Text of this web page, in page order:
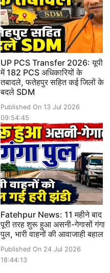
UP PCS Transfer 2026: यूपी
में 182 PCS अधिकारियों के
तबादले, फतेहपुर सहित कई जिलों के
बदले SDM
Published On 13 Jul 2026
09:54:45
Fatehpur News: 11 महीने बाद
पूरी तरह शुरू हुआ असनी-गेगासों गंगा
पुल, भारी वाहनों की आवाजाही बहाल
Published On 24 Jul 2026
18:44:13